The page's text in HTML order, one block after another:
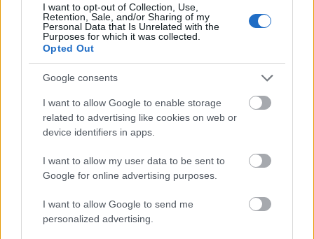
I want to opt-out of Collection, Use,
Retention, Sale, and/or Sharing of my
Personal Data that Is Unrelated with the
Purposes for which it was collected.
Opted Out
Google consents
I want to allow Google to enable storage
related to advertising like cookies on web or
device identifiers in apps.
I want to allow my user data to be sent to
Google for online advertising purposes.
I want to allow Google to send me
personalized advertising.
Hibás gyakorlati felelősségvállalási
vákuum az AI-támogatott klinikai
döntések esetén
István alkatrészek •2026. június 17.
Hibás gyakorlati felelősségvállalási vákuum az AI-
támogatott klinikai döntések esetén
Iparág:
Egészségügy és orvoslás |